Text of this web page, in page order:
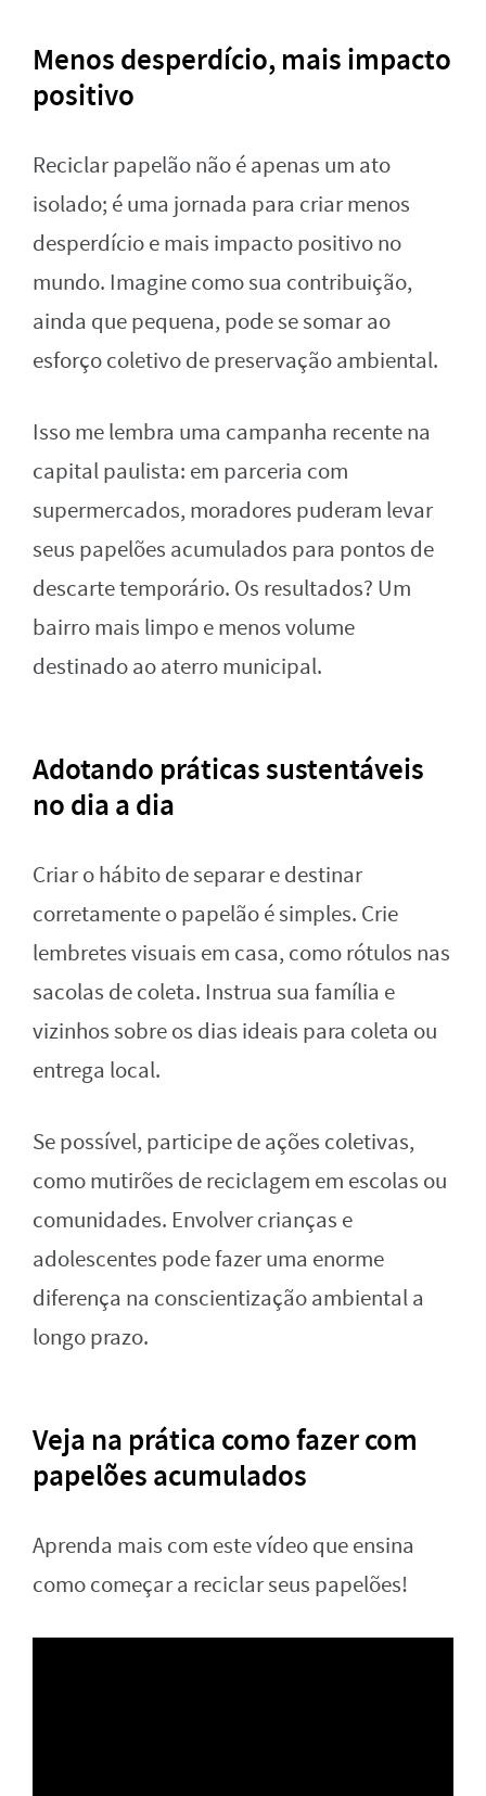
Menos desperdício, mais impacto
positivo
Reciclar papelão não é apenas um ato
isolado; é uma jornada para criar menos
desperdício e mais impacto positivo no
mundo. Imagine como sua contribuição,
ainda que pequena, pode se somar ao
esforço coletivo de preservação ambiental.
Isso me lembra uma campanha recente na
capital paulista: em parceria com
supermercados, moradores puderam levar
seus papelões acumulados para pontos de
descarte temporário. Os resultados? Um
bairro mais limpo e menos volume
destinado ao aterro municipal.
Adotando práticas sustentáveis
no dia a dia
Criar o hábito de separar e destinar
corretamente o papelão é simples. Crie
lembretes visuais em casa, como rótulos nas
sacolas de coleta. Instrua sua família e
vizinhos sobre os dias ideais para coleta ou
entrega local.
Se possível, participe de ações coletivas,
como mutirões de reciclagem em escolas ou
comunidades. Envolver crianças e
adolescentes pode fazer uma enorme
diferença na conscientização ambiental a
longo prazo.
Veja na prática como fazer com
papelões acumulados
Aprenda mais com este vídeo que ensina
como começar a reciclar seus papelões!